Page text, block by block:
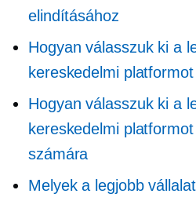
elindításához
Hogyan válasszuk ki a
kereskedelmi platformot
Hogyan válasszuk ki a
kereskedelmi
számára
Melyek a legjobb